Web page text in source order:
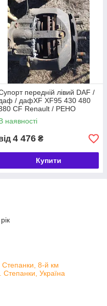
передній лівий DAF /
/ дафXF XF95 430 480
CF Renault / РЕНО
/ магнум 400 440 E-
наявності
4 476 ₴
Купити
Степанки, 8-й км
Україна